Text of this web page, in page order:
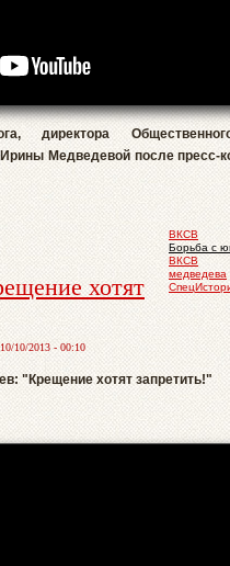
директора
Медведевой после пресс-
ВКСВ
Борьба с
ВКСВ
медведева
хотят
10/2013 - 00:10
"Крещение хотят запретить!"